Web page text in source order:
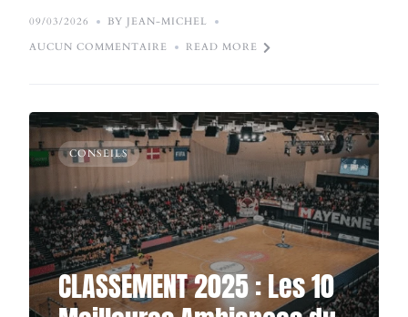
09/03/2026
BY JEAN-MICHEL
AUCUN COMMENTAIRE
READ MORE
CONSEILS
CLASSEMENT 2025 : Les 10